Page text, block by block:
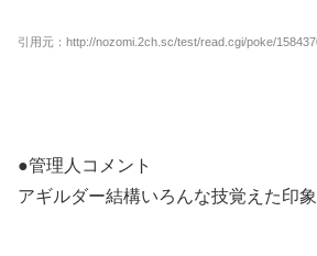
引用元：http://nozomi.2ch.sc/test/read.cgi/poke/
●管理人コメント
アギルダー結構いろんな技覚えた印象